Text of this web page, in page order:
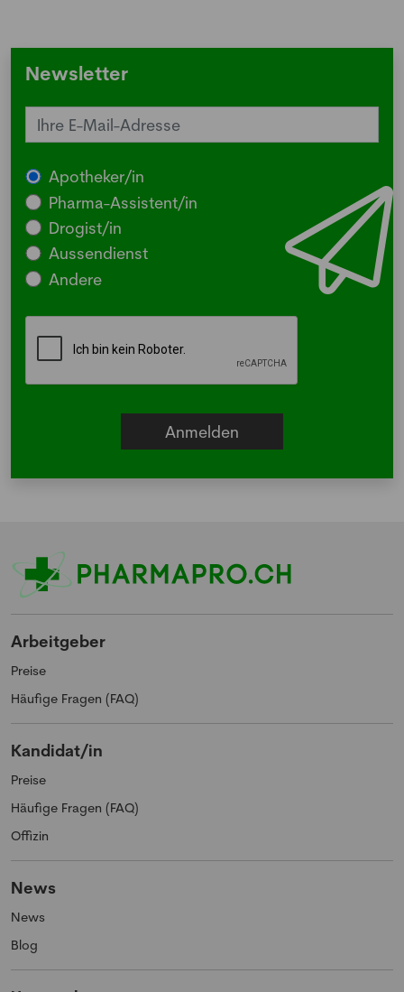
Newsletter
Apotheker/in
Pharma-Assistent/in
Drogist/in
Aussendienst
Andere
Arbeitgeber
Preise
Häufige Fragen (FAQ)
Kandidat/in
Preise
Häufige Fragen (FAQ)
Offizin
News
News
Blog